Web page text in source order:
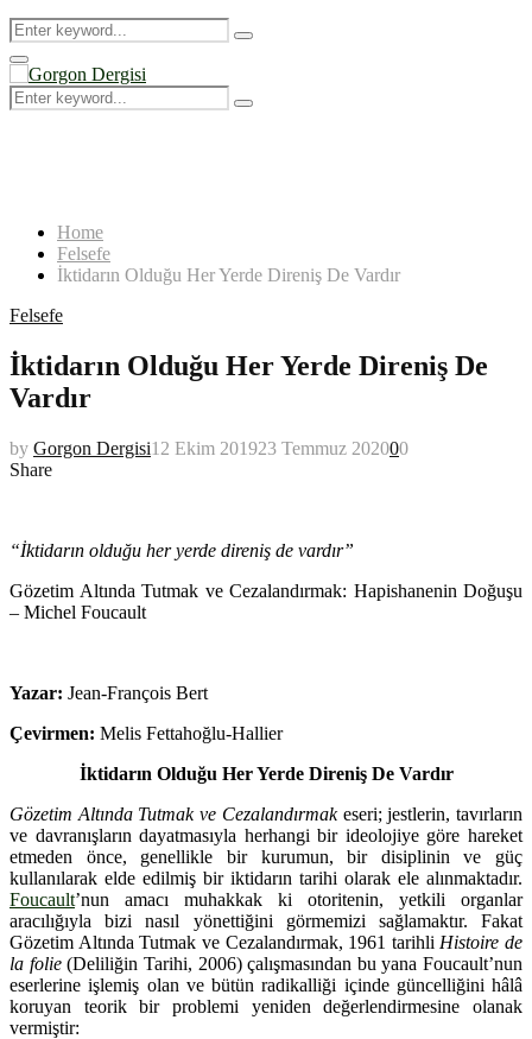
Search
for:
Search
Primary
Menu
Search
for:
Search
Home
Felsefe
İktidarın Olduğu Her Yerde Direniş De Vardır
Felsefe
İktidarın Olduğu Her Yerde Direniş De
Vardır
by Gorgon Dergisi12 Ekim 201923 Temmuz 202000
Share
“İktidarın olduğu her yerde direniş de vardır”
Gözetim Altında Tutmak ve Cezalandırmak: Hapishanenin Doğuşu
– Michel Foucault
Yazar: Jean-François Bert
Çevirmen: Melis Fettahoğlu-Hallier
İktidarın Olduğu Her Yerde Direniş De Vardır
Gözetim Altında Tutmak ve Cezalandırmakeseri; jestlerin, tavırların
ve davranışların dayatmasıyla herhangi bir ideolojiye göre hareket
etmeden önce, genellikle bir kurumun, bir disiplinin ve güç
kullanılarak elde edilmiş bir iktidarın tarihi olarak ele alınmaktadır.
Foucault’nun amacı muhakkak ki otoritenin, yetkili organlar
aracılığıyla bizi nasıl yönettiğini görmemizi sağlamaktır. Fakat
Gözetim Altında Tutmak ve Cezalandırmak, 1961 tarihli Histoire de
la folie(Deliliğin Tarihi, 2006) çalışmasından bu yana Foucault’nun
eserlerine işlemiş olan ve bütün radikalliği içinde güncelliğini hâlâ
koruyan teorik bir problemi yeniden değerlendirmesine olanak
vermiştir: